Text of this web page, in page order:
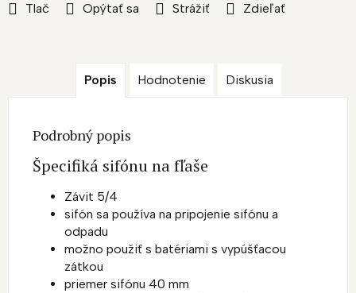
Tlač Opýtať sa Strážiť Zdieľať
Popis Hodnotenie Diskusia
Podrobný popis
Špecifiká sifónu na fľaše
Závit 5/4
sifón sa používa na pripojenie sifónu a
odpadu
možno použiť s batériami s vypúšťacou
zátkou
priemer sifónu 40 mm